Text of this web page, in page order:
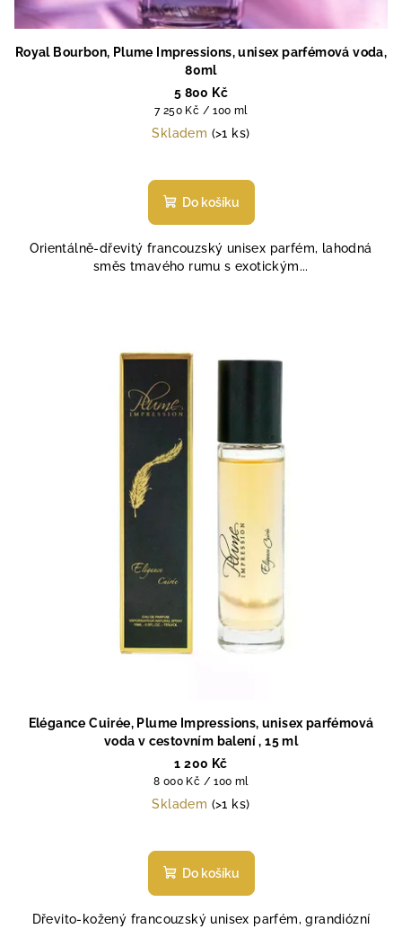
Royal Bourbon, Plume Impressions, unisex parfémová voda,
80ml
5 800 Kč
Měrná
cena:
7 250 Kč / 100 ml
Skladem (>1 ks)
hodnocení
produktu
z
5
Do košíku
Orientálně-dřevitý francouzský unisex parfém, lahodná
směs tmavého rumu s exotickým...
Elégance Cuirée, Plume Impressions, unisex parfémová
voda v cestovním balení , 15 ml
1 200 Kč
Měrná
cena:
8 000 Kč / 100 ml
Skladem (>1 ks)
Do košíku
Dřevito-kožený francouzský unisex parfém, grandiózní